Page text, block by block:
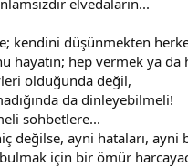
kendini düşünmekten
hayatin; hep vermek ya da
olduğunda değil,
da dinleyebilmeli!
sohbetlere...
değilse, ayni hataları,
bulmak için bir ömür